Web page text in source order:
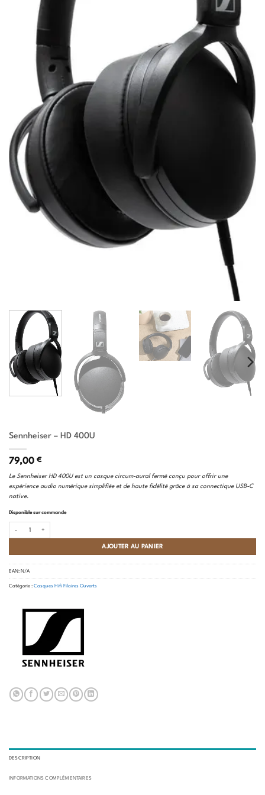
Sennheiser – HD 400U
79,00 €
Le Sennheiser HD 400U est un casque circum-aural fermé conçu pour offrir une
expérience audio numérique simplifiée et de haute fidélité grâce à sa connectique USB-C
native.
Disponible sur commande
AJOUTER AU PANIER
EAN: N/A
Catégorie : Casques Hifi Filaires Ouverts
DESCRIPTION
INFORMATIONS COMPLÉMENTAIRES